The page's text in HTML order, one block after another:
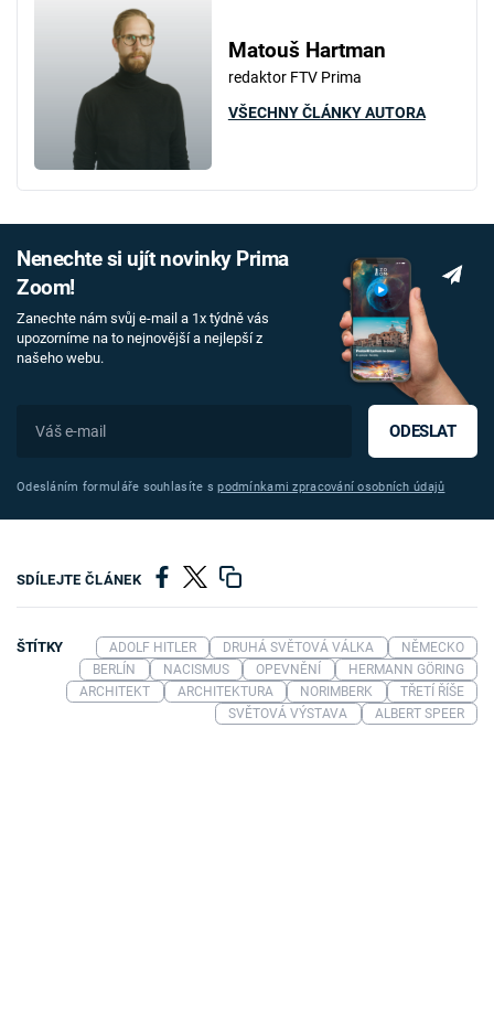
Matouš Hartman
redaktor FTV Prima
VŠECHNY ČLÁNKY AUTORA
Nenechte si ujít novinky Prima
Zoom!
Zanechte nám svůj e-mail a 1x týdně vás
upozorníme na to nejnovější a nejlepší z
našeho webu.
ODESLAT
Odesláním formuláře souhlasíte spodmínkami zpracování osobních údajů
SDÍLEJTE ČLÁNEK
ŠTÍTKY ADOLF HITLER DRUHÁ SVĚTOVÁ VÁLKA
NĚMECKO
BERLÍN
NACISMUS OPEVNĚNÍ
HERMANN GÖRING
ARCHITEKT
ARCHITEKTURA NORIMBERK
TŘETÍ ŘÍŠE
SVĚTOVÁ VÝSTAVA
ALBERT SPEER